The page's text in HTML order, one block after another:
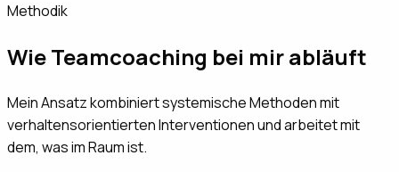
Methodik
Wie Teamcoaching bei mir abläuft
Mein Ansatz kombiniert systemische Methoden mit
verhaltensorientierten Interventionen und arbeitet mit
dem, was im Raum ist.